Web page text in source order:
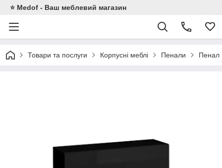
⭐ Medof - Ваш меблевий магазин
Товари та послуги Корпусні меблі Пенали Пенал